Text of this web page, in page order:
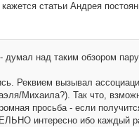
статьи Андрея
над таким обзором
Реквием вызывал
Михаила?). Так что,
просьба - если
интересно ибо каждый